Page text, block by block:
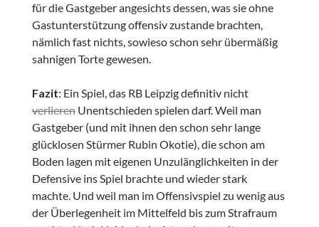
für die Gastgeber angesichts dessen, was sie ohne
Gastunterstützung offensiv zustande brachten,
nämlich fast nichts, sowieso schon sehr übermäßig
sahnigen Torte gewesen.
Fazit: Ein Spiel, das RB Leipzig definitiv nicht
verlierenUnentschieden spielen darf. Weil man
Gastgeber (und mit ihnen den schon sehr lange
glücklosen Stürmer Rubin Okotie), die schon am
Boden lagen mit eigenen Unzulänglichkeiten in der
Defensive ins Spiel brachte und wieder stark
machte. Und weil man im Offensivspiel zu wenig aus
der Überlegenheit im Mittelfeld bis zum Strafraum